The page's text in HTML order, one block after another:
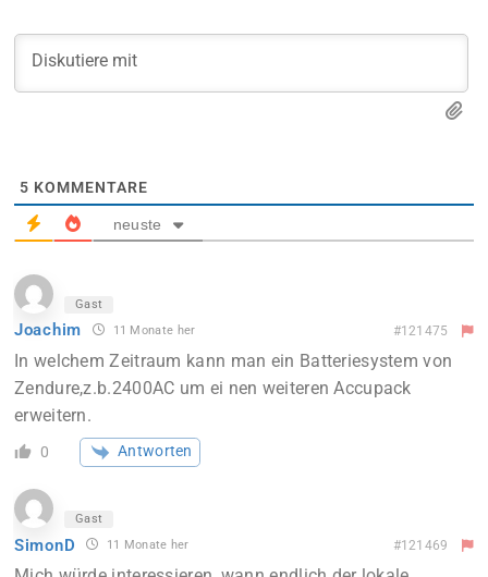
5 KOMMENTARE
neuste
Gast
Joachim 11 Monate her #121475
In welchem Zeitraum kann man ein Batteriesystem von
Zendure,z.b.2400AC um ei nen weiteren Accupack
erweitern.
0 Antworten
Gast
SimonD 11 Monate her #121469